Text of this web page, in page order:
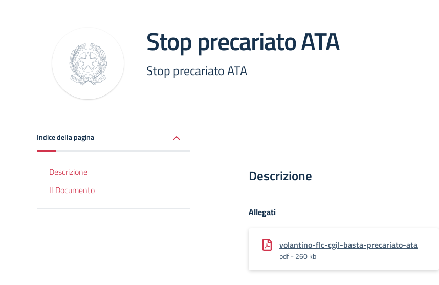
Stop precariato ATA
Stop precariato ATA
Indice della pagina
Descrizione
Il Documento
Descrizione
Allegati
volantino-flc-cgil-basta-precariato-ata
pdf - 260 kb